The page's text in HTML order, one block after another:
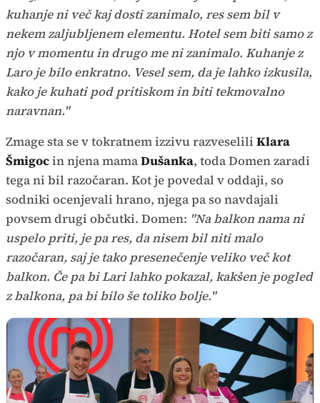
kuhanje ni več kaj dosti zanimalo, res sem bil v
nekem zaljubljenem elementu. Hotel sem biti samo z
njo v momentu in drugo me ni zanimalo. Kuhanje z
Laro je bilo enkratno. Vesel sem, da je lahko izkusila,
kako je kuhati pod pritiskom in biti tekmovalno
naravnan."
Zmage sta se v tokratnem izzivu razveselili Klara
Šmigocin njena mamaDušanka, toda Domen zaradi
tega ni bil razočaran. Kot je povedal v oddaji, so
sodniki ocenjevali hrano, njega pa so navdajali
povsem drugi občutki. Domen: "Na balkon nama ni
uspelo priti, je pa res, da nisem bil niti malo
razočaran, saj je tako presenečenje veliko več kot
balkon. Če pa bi Lari lahko pokazal, kakšen je pogled
z balkona, pa bi bilo še toliko bolje."